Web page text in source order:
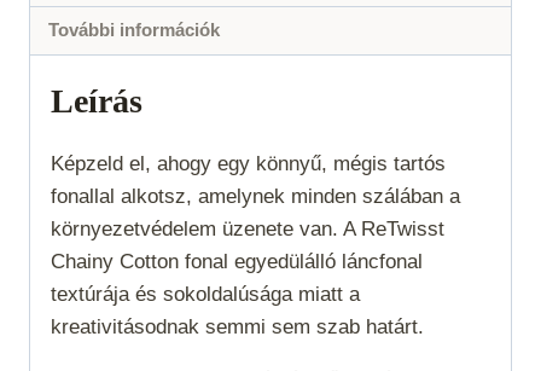
Mélylila
További információk
Leírás
Képzeld el, ahogy egy könnyű, mégis tartós
fonallal alkotsz, amelynek minden szálában a
környezetvédelem üzenete van. A ReTwisst
Chainy Cotton fonal egyedülálló láncfonal
textúrája és sokoldalúsága miatt a
kreativitásodnak semmi sem szab határt.